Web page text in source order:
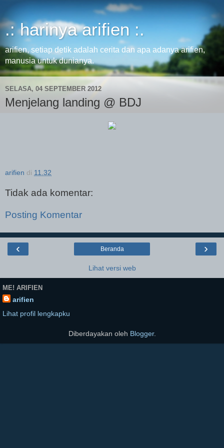
.: harinya arifien :.
arifien, setiap detik adalah cerita dan apa adanya arifien,
manusia untuk dunianya.
SELASA, 04 SEPTEMBER 2012
Menjelang landing @ BDJ
arifien di 11.32
Tidak ada komentar:
Posting Komentar
‹ ›
Beranda
Lihat versi web
ME! ARIFIEN
arifien
Lihat profil lengkapku
Diberdayakan oleh Blogger.